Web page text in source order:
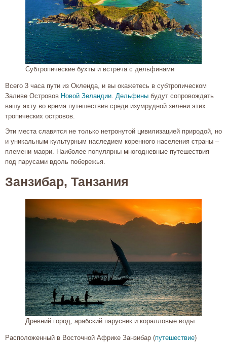
Субтропические бухты и встреча с дельфинами
Всего 3 часа пути из Окленда, и вы окажетесь в субтропическом
Заливе Островов Новой Зеландии Дельфины будут сопровождать
вашу яхту во время путешествия среди изумрудной зелени этих
тропических островов.
Эти места славятся не только нетронутой цивилизацией природой, но
и уникальным культурным наследием коренного населения страны –
племени маори. Наиболее популярны многодневные путешествия
под парусами вдоль побережья.
Занзибар, Танзания
Древний город, арабский парусник и коралловые воды
Расположенный в Восточной Африке Занзибар (путешествие)